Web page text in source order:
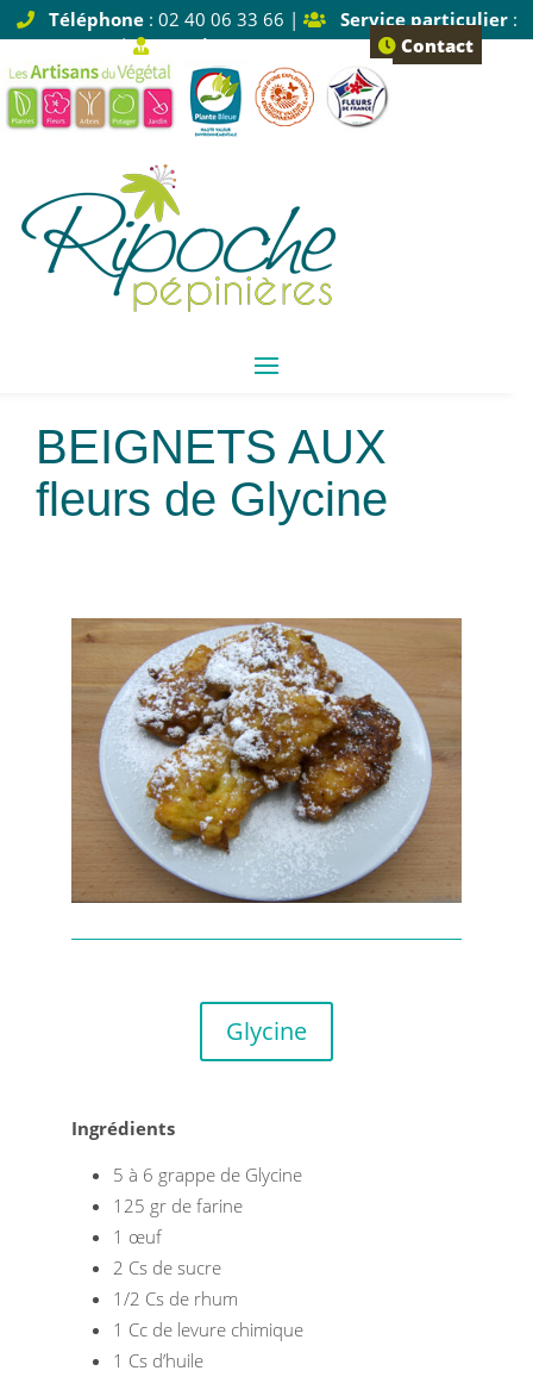
Téléphone: 02 40 06 33 66 | Service particulier:
Tapez 1 |
Service pro: Tapez 2 Contact
Beignets aux
fleurs de Glycine
Glycine
Ingrédients
5 à 6 grappe de Glycine
125 gr de farine
1 œuf
2 Cs de sucre
1/2 Cs de rhum
1 Cc de levure chimique
1 Cs d’huile